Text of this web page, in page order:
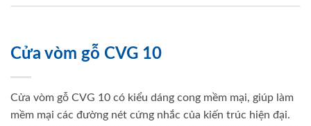
Cửa vòm gỗ CVG 10
Cửa vòm gỗ CVG 10 có kiểu dáng cong mềm mại, giúp làm
mềm mại các đường nét cứng nhắc của kiến trúc hiện đại.